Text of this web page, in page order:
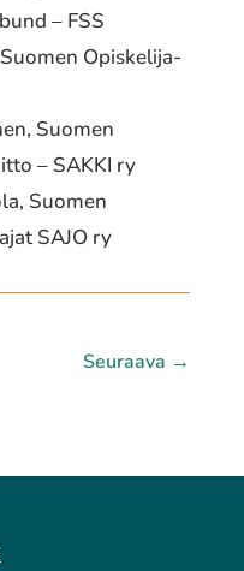
– FSS
Opiskelija-
Suomen
– SAKKI ry
Suomen
SAJO ry
Seuraava →